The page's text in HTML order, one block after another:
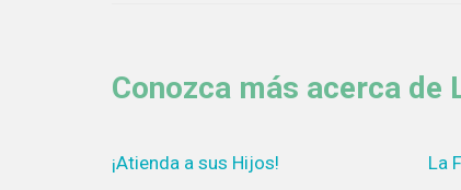
Conozca más acerca de
¡Atienda a sus Hijos!
La